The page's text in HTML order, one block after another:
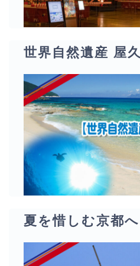
世界自然遺産 屋
夏を惜しむ京都へ